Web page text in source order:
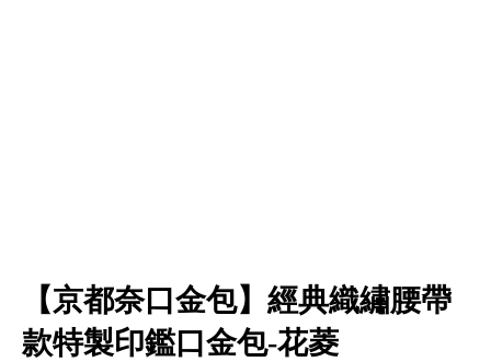
【京都奈口金包】經典織繡腰帶
款特製印鑑口金包-花菱